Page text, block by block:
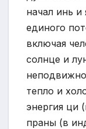
начал инь и
единого
включая
солнце и
тепло и
энергия ци
праны (в